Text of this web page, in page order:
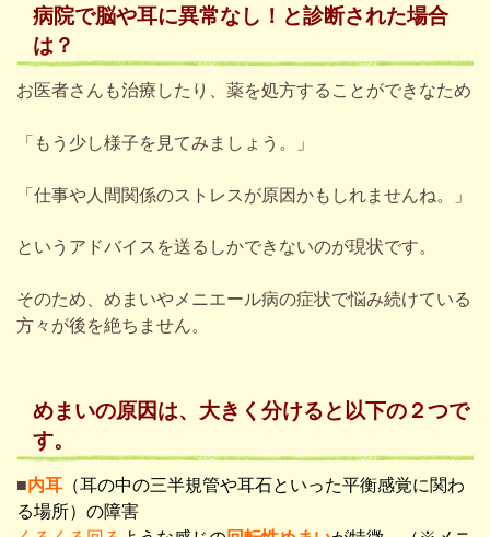
病院で脳や耳に異常なし！ と診断された場合
は？
お医者さんも治療したり、薬を処方することができなため
「もう少し様子を見てみましょう。」
「仕事や人間関係のストレスが原因かもしれませんね。」
というアドバイスを送るしかできないのが現状です。
そのため、めまいやメニエール病の症状で悩み続けている
方々が後を絶ちません。
めまいの原因は、 大きく分けると 以下の２つで
す。
■内耳 （耳の中の三半規管や耳石といった平衡感覚に関わ
る場所）の障害